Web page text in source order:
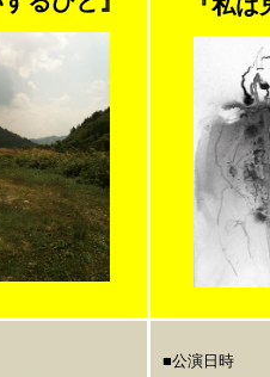
■公演日時